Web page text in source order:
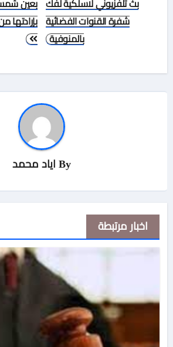
المقالات
بعين
بإرادتها
بث تلفزيوني لاسلكية لفك
شفرة القنوات الفضائية
بالمنوفية
By اياد محمد
اخبار مرتبطة